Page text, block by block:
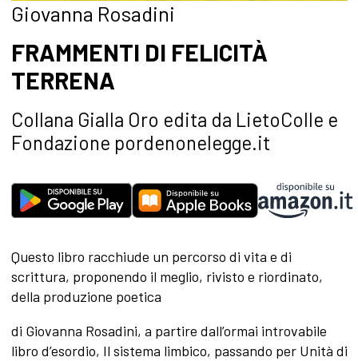
Giovanna Rosadini
FRAMMENTI DI FELICITÀ
TERRENA
Collana Gialla Oro edita da LietoColle e
Fondazione pordenonelegge.it
Questo libro racchiude un percorso di vita e di
scrittura, proponendo il meglio, rivisto e riordinato,
della produzione poetica
di Giovanna Rosadini, a partire dall’ormai introvabile
libro d’esordio, Il sistema limbico, passando per Unità di